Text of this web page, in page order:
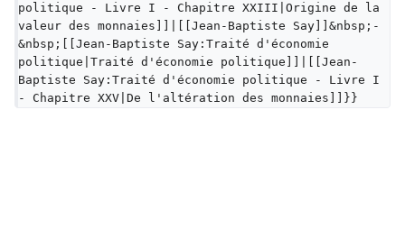
politique - Livre I - Chapitre XXIII|Origine de la
valeur des monnaies]]|[[Jean-Baptiste Say]]&nbsp;-
&nbsp;[[Jean-Baptiste Say:Traité d'économie
politique|Traité d'économie politique]]|[[Jean-
Baptiste Say:Traité d'économie politique - Livre I
- Chapitre XXV|De l'altération des monnaies]]}}